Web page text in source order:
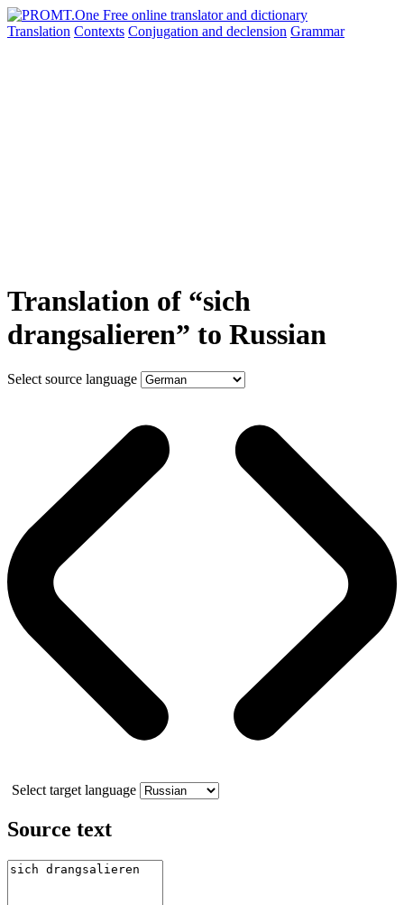
Translation Contexts Conjugation and declension Grammar
Translation of “sich
drangsalieren” to Russian
Select source language
Select target language
Source text